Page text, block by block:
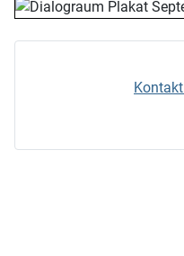
Kontakt